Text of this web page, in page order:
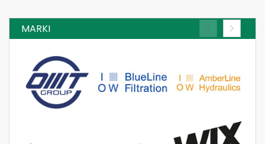
DVF3-A-3/4 ZAWÓR PRZEŁĄCZAJĄCY